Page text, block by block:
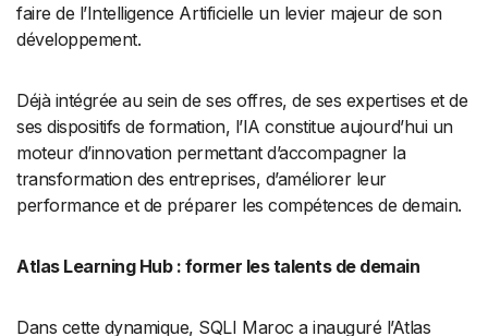
faire de l’Intelligence Artificielle un levier majeur de son
développement.
Déjà intégrée au sein de ses offres, de ses expertises et de
ses dispositifs de formation, l’IA constitue aujourd’hui un
moteur d’innovation permettant d’accompagner la
transformation des entreprises, d’améliorer leur
performance et de préparer les compétences de demain.
Atlas Learning Hub : former les talents de demain
Dans cette dynamique, SQLI Maroc a inauguré l’Atlas